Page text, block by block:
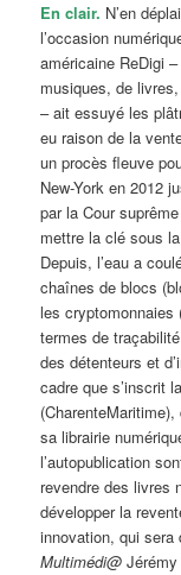
En clair. N’en
l’occasion
américaine ReDigi
musiques, de
– ait essuyé les
eu raison de la
un procès fleuve
New-York en 2012
par la Cour
mettre la clé sous
Depuis, l’eau a
chaînes de blocs
les cryptomonnaies
termes de
des détenteurs et
cadre que s’inscrit
sa librairie
l’autopublication
revendre des livres
développer la
innovation, qui
Multimédi@